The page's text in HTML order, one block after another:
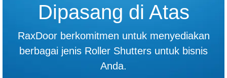
Dipasang di Atas
RaxDoor berkomitmen untuk menyediakan
berbagai jenis Roller Shutters untuk bisnis
Anda.